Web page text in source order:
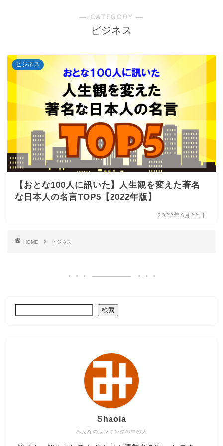
― CATEGORY ―
ビジネス
ビジネス
【おとな100人に訊いた】人生観を変えた著名
な日本人の名言TOP5【2022年版】
2022年6月22日
HOME ビジネス
検索
みんなのランキングの中の人
Shaola